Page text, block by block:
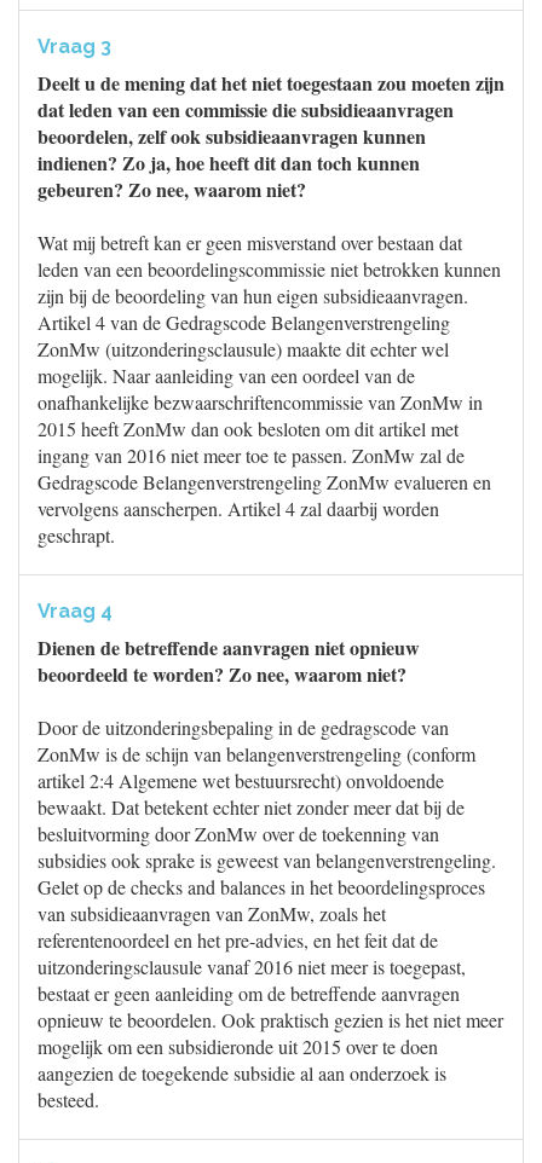
Vraag 3
Deelt u de mening dat het niet toegestaan zou moeten zijn
dat leden van een commissie die subsidieaanvragen
beoordelen, zelf ook subsidieaanvragen kunnen
indienen? Zo ja, hoe heeft dit dan toch kunnen
gebeuren? Zo nee, waarom niet?
Wat mij betreft kan er geen misverstand over bestaan dat
leden van een beoordelingscommissie niet betrokken kunnen
zijn bij de beoordeling van hun eigen subsidieaanvragen.
Artikel 4 van de Gedragscode Belangenverstrengeling
ZonMw (uitzonderingsclausule) maakte dit echter wel
mogelijk. Naar aanleiding van een oordeel van de
onafhankelijke bezwaarschriftencommissie van ZonMw in
2015 heeft ZonMw dan ook besloten om dit artikel met
ingang van 2016 niet meer toe te passen. ZonMw zal de
Gedragscode Belangenverstrengeling ZonMw evalueren en
vervolgens aanscherpen. Artikel 4 zal daarbij worden
geschrapt.
Vraag 4
Dienen de betreffende aanvragen niet opnieuw
beoordeeld te worden? Zo nee, waarom niet?
Door de uitzonderingsbepaling in de gedragscode van
ZonMw is de schijn van belangenverstrengeling (conform
artikel 2:4 Algemene wet bestuursrecht) onvoldoende
bewaakt. Dat betekent echter niet zonder meer dat bij de
besluitvorming door ZonMw over de toekenning van
subsidies ook sprake is geweest van belangenverstrengeling.
Gelet op de checks and balances in het beoordelingsproces
van subsidieaanvragen van ZonMw, zoals het
referentenoordeel en het pre-advies, en het feit dat de
uitzonderingsclausule vanaf 2016 niet meer is toegepast,
bestaat er geen aanleiding om de betreffende aanvragen
opnieuw te beoordelen. Ook praktisch gezien is het niet meer
mogelijk om een subsidieronde uit 2015 over te doen
aangezien de toegekende subsidie al aan onderzoek is
besteed.